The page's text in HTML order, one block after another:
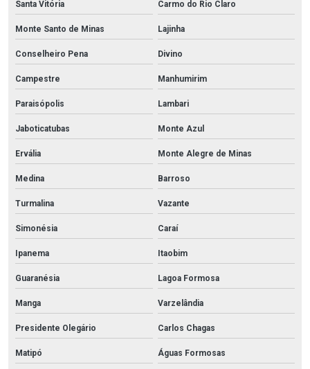
Santa Vitória Carmo do Rio Claro
Monte Santo de Minas Lajinha
Conselheiro Pena Divino
Campestre Manhumirim
Paraisópolis Lambari
Jaboticatubas Monte Azul
Ervália Monte Alegre de Minas
Medina Barroso
Turmalina Vazante
Simonésia Caraí
Ipanema Itaobim
Guaranésia Lagoa Formosa
Manga Varzelândia
Presidente Olegário Carlos Chagas
Matipó Águas Formosas